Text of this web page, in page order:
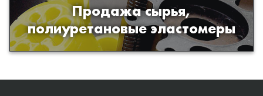
Продажа сырья,
полиуретановые эластомеры
Продажа сырья для производства
изделий из полиуретана